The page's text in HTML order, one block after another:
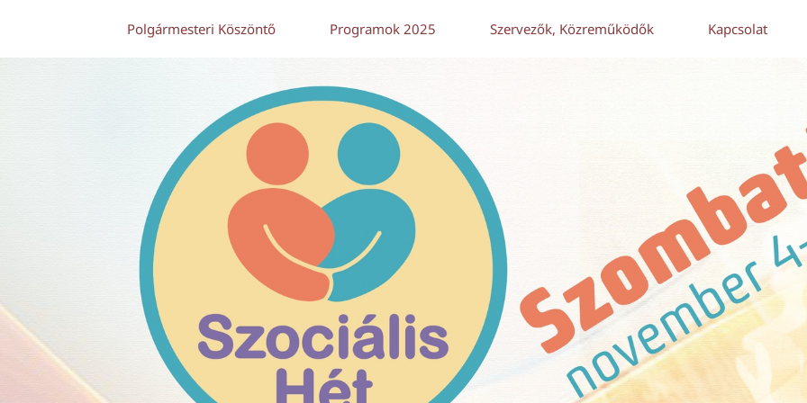
Polgármesteri Köszöntő Programok 2025 Szervezők, Közreműködők Kapcsolat